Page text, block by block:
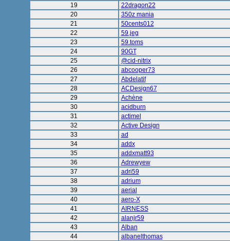
19
22dragon22
20
350z mania
21
50cents012
22
59.jeg
23
59.toms
24
90GT
25
@cid-nitrix
26
abcooper73
27
Abdelatif
28
ACDesign67
29
Achène
30
acidburn
31
actimel
32
Active Design
33
ad
34
addx
35
addxmatt93
36
Adrewyew
37
adri59
38
adrium
39
aerial
40
aero-X
41
AIRNESS
42
alanjr59
43
Alban
44
albanelthomas